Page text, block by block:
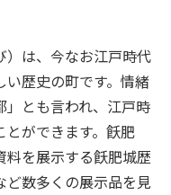
）は、今なお江戸時代
歴史の町です。情緒
」とも言われ、江戸時
ができます。飫肥
を展示する飫肥城歴
ど数多くの展示品を見